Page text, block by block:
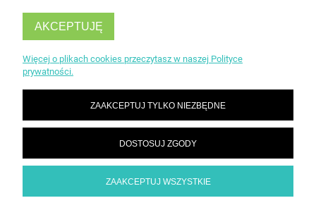
AKCEPTUJĘ
Więcej o plikach cookies przeczytasz w naszej Polityce
prywatności.
ZAAKCEPTUJ TYLKO NIEZBĘDNE
DOSTOSUJ ZGODY
ZAAKCEPTUJ WSZYSTKIE